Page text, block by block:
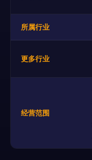
所属行业
更多行业
经营范围